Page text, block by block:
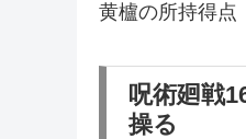
黄櫨の所持得点
呪術廻戦
操る